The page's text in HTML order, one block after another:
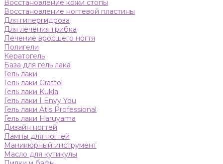
Восстановление кожи стопы
Восстановление ногтевой пластины
Для гипергидроза
Для лечения грибка
Лечение вросшего ногтя
Полигели
Кератогель
База для гель лака
Гель лаки
Гель лаки Grattol
Гель лаки Kukla
Гель лаки I Envy You
Гель лаки Atis Professional
Гель лаки Haruyama
Дизайн ногтей
Лампы для ногтей
Маникюрный инструмент
Масло для кутикулы